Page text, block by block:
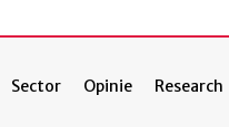
Sector Opinie Research